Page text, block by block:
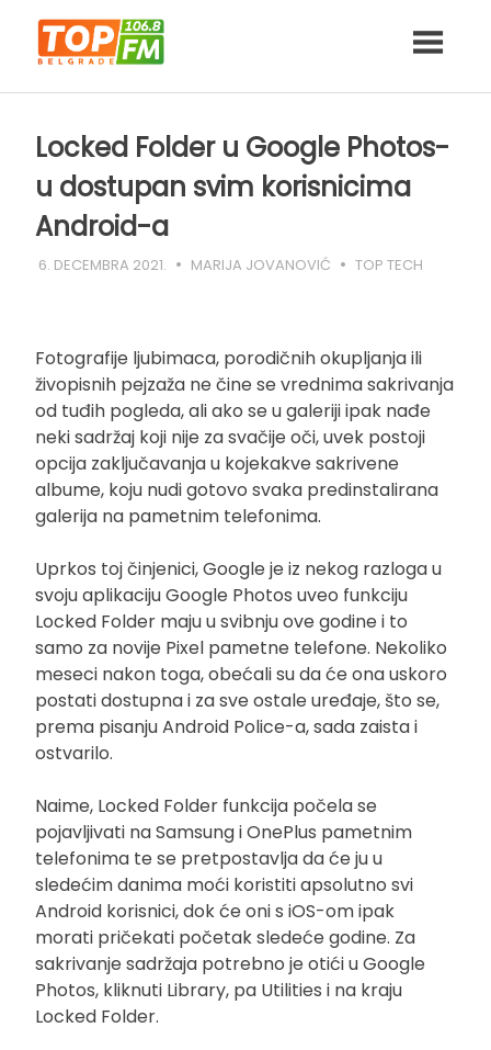
content
Locked Folder u Google Photos-
u dostupan svim korisnicima
Android-a
6. DECEMBRA 2021. MARIJA JOVANOVIĆ TOP TECH
Fotografije ljubimaca, porodičnih okupljanja ili
živopisnih pejzaža ne čine se vrednima sakrivanja
od tuđih pogleda, ali ako se u galeriji ipak nađe
neki sadržaj koji nije za svačije oči, uvek postoji
opcija zaključavanja u kojekakve sakrivene
albume, koju nudi gotovo svaka predinstalirana
galerija na pametnim telefonima.
Uprkos toj činjenici, Google je iz nekog razloga u
svoju aplikaciju Google Photos uveo funkciju
Locked Folder maju u svibnju ove godine i to
samo za novije Pixel pametne telefone. Nekoliko
meseci nakon toga, obećali su da će ona uskoro
postati dostupna i za sve ostale uređaje, što se,
prema pisanju Android Police-a, sada zaista i
ostvarilo.
Naime, Locked Folder funkcija počela se
pojavljivati na Samsung i OnePlus pametnim
telefonima te se pretpostavlja da će ju u
sledećim danima moći koristiti apsolutno svi
Android korisnici, dok će oni s iOS-om ipak
morati pričekati početak sledeće godine. Za
sakrivanje sadržaja potrebno je otići u Google
Photos, kliknuti Library, pa Utilities i na kraju
Locked Folder.